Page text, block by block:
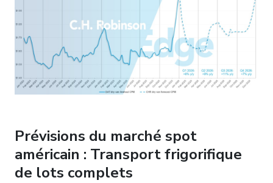
Prévisions du marché spot
américain : Transport frigorifique
de lots complets